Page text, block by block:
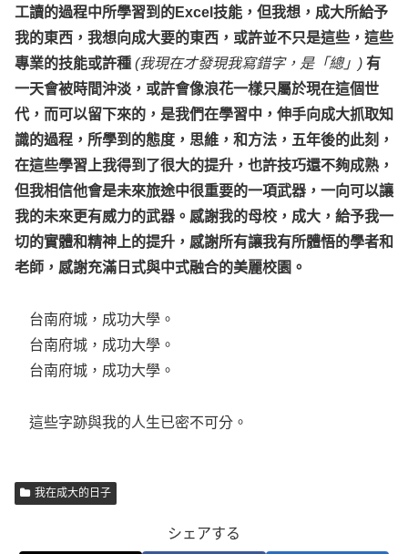
工讀的過程中所學習到的Excel技能，但我想，成大所給予
我的東西，我想向成大要的東西，或許並不只是這些，這些
專業的技能或許種 (我現在才發現我寫錯字，是「總」) 有
一天會被時間沖淡，或許會像浪花一樣只屬於現在這個世
代，而可以留下來的，是我們在學習中，伸手向成大抓取知
識的過程，所學到的態度，思維，和方法，五年後的此刻，
在這些學習上我得到了很大的提升，也許技巧還不夠成熟，
但我相信他會是未來旅途中很重要的一項武器，一向可以讓
我的未來更有威力的武器。感謝我的母校，成大，給予我一
切的實體和精神上的提升，感謝所有讓我有所體悟的學者和
老師，感謝充滿日式與中式融合的美麗校園。
台南府城，成功大學。
台南府城，成功大學。
台南府城，成功大學。
這些字跡與我的人生已密不可分。
我在成大的日子
シェアする